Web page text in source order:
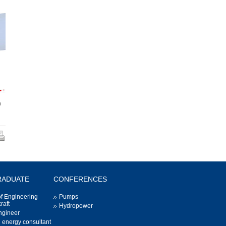
Engineering
energy consultant
CONFERENCES
Pumps
Hydropower